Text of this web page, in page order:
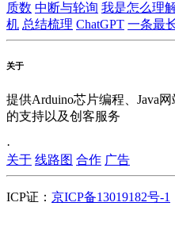
质数 中断与轮询 我是怎么理
机 总结梳理 ChatGPT 一条最
关于
提供Arduino芯片编程、Java
的支持以及创客服务
·
关于 线路图 合作 广告
ICP证： 京ICP备13019182号-1